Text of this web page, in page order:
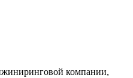
компании,